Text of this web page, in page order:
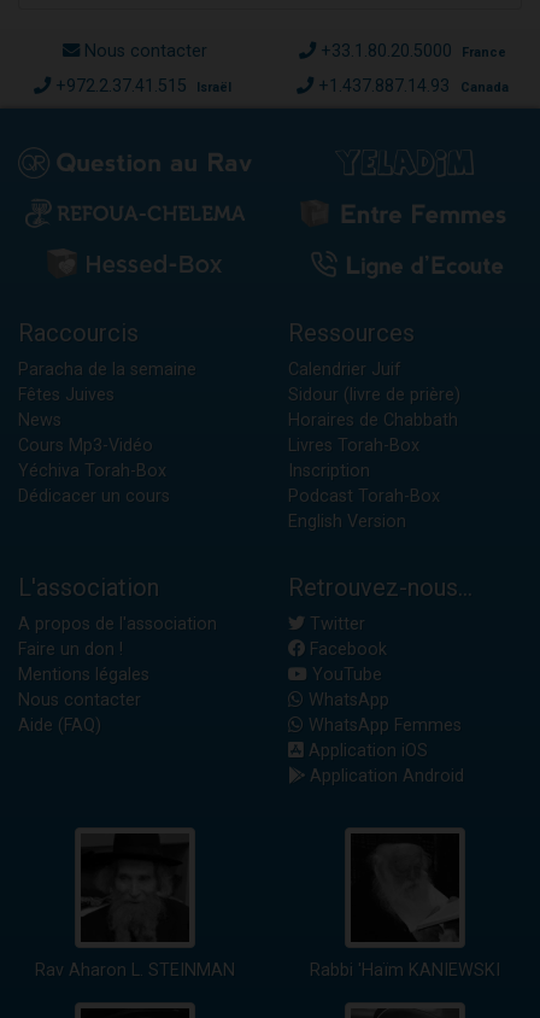
Nous contacter +33.1.80.20.5000 France
+972.2.37.41.515 Israël +1.437.887.14.93 Canada
Raccourcis
Paracha de la semaine
Fêtes Juives
News
Cours Mp3-Vidéo
Yéchiva Torah-Box
Dédicacer un cours
Ressources
Calendrier Juif
Sidour (livre de prière)
Horaires de Chabbath
Livres Torah-Box
Inscription
Podcast Torah-Box
English Version
L'association
A propos de l'association
Faire un don !
Mentions légales
Nous contacter
Aide (FAQ)
Retrouvez-nous...
Twitter
Facebook
YouTube
WhatsApp
WhatsApp Femmes
Application iOS
Application Android
Rav Aharon L. STEINMAN Rabbi 'Haïm KANIEWSKI